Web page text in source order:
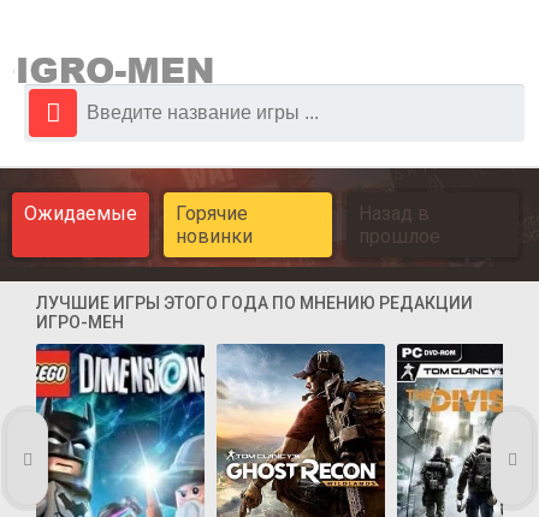
Ожидаемые
Горячие
новинки
Назад в
прошлое
ЛУЧШИЕ ИГРЫ ЭТОГО ГОДА ПО МНЕНИЮ РЕДАКЦИИ
ИГРО-МЕН